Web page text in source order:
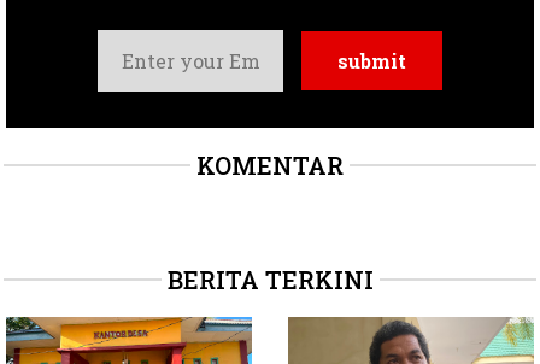
KOMENTAR
BERITA TERKINI